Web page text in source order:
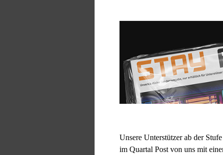
Unsere Unterstützer ab der
im Quartal Post von uns mit